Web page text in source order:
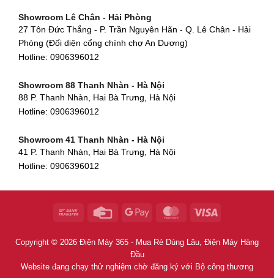
90 Đ. Cộng Hòa, Phường 4, Tân Bình, TP HCM
Hotline:0906396012
Hotline:0906396012
Showroom Huế
54 Hùng Vương, Phú Hội, Thành phố Huế, Thừa Thiên Huế
Showroom Hà Tĩnh
82 Quang Trung, Thạch Quý, Hà Tĩnh
Showroom Quy Nhơn - Bình Định
956 Trần Hưng Đạo, P, Thành phố Quy Nhơn, Bình Định
Showroom Lê Chân - Hải Phòng
27 Tôn Đức Thắng - P. Trần Nguyên Hãn - Q. Lê Chân - Hải
Phòng (Đối diện cổng chính chợ An Dương)
Hotline: 0906396012
Showroom 88 Thanh Nhàn - Hà Nội
88 P. Thanh Nhàn, Hai Bà Trưng, Hà Nội
Hotline: 0906396012
Showroom 41 Thanh Nhàn - Hà Nội
41 P. Thanh Nhàn, Hai Bà Trưng, Hà Nội
Hotline: 0906396012
268 P. Tây Sơn, Trung Liệt, Đống Đa, Hà Nội
Showroom Khâm Thiên - Hà Nội
Copyright © 2026 Điện Máy 365 - Mua Rẻ Dùng Lâu, Điện Máy Hàng
Đầu
Website đang chạy thử nghiệm chờ đăng ký với Bộ công thương